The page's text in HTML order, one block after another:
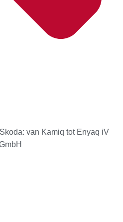
van Kamiq tot Enyaq iV